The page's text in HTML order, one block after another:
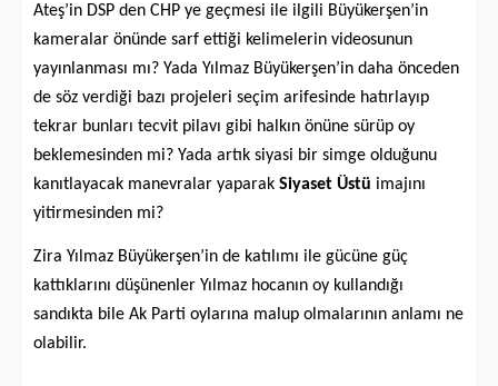
Ateş’in DSP den CHP ye geçmesi ile ilgili Büyükerşen’in
kameralar önünde sarf ettiği kelimelerin videosunun
yayınlanması mı? Yada Yılmaz Büyükerşen’in daha önceden
de söz verdiği bazı projeleri seçim arifesinde hatırlayıp
tekrar bunları tecvit pilavı gibi halkın önüne sürüp oy
beklemesinden mi? Yada artık siyasi bir simge olduğunu
kanıtlayacak manevralar yaparak Siyaset Üstü imajını
yitirmesinden mi?
Zira Yılmaz Büyükerşen’in de katılımı ile gücüne güç
kattıklarını düşünenler Yılmaz hocanın oy kullandığı
sandıkta bile Ak Parti oylarına malup olmalarının anlamı ne
olabilir.